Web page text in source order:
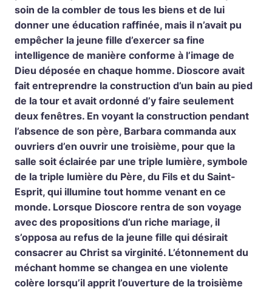
soin de la combler de tous les biens et de lui
donner une éducation raffinée, mais il n’avait pu
empêcher la jeune fille d’exercer sa fine
intelligence de manière conforme à l’image de
Dieu déposée en chaque homme. Dioscore avait
fait entreprendre la construction d’un bain au pied
de la tour et avait ordonné d’y faire seulement
deux fenêtres. En voyant la construction pendant
l’absence de son père, Barbara commanda aux
ouvriers d’en ouvrir une troisième, pour que la
salle soit éclairée par une triple lumière, symbole
de la triple lumière du Père, du Fils et du Saint-
Esprit, qui illumine tout homme venant en ce
monde. Lorsque Dioscore rentra de son voyage
avec des propositions d’un riche mariage, il
s’opposa au refus de la jeune fille qui désirait
consacrer au Christ sa virginité. L’étonnement du
méchant homme se changea en une violente
colère lorsqu’il apprit l’ouverture de la troisième